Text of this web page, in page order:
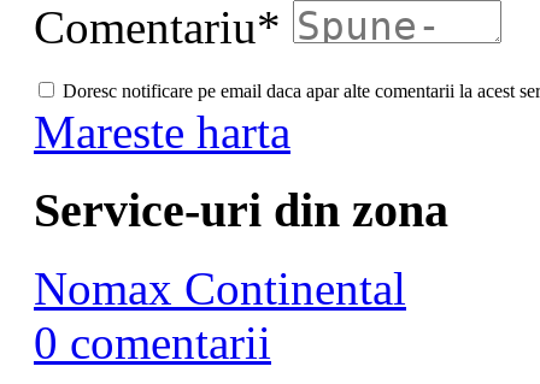
Comentariu*
Doresc notificare pe email daca apar alte comentarii la acest
Mareste harta
Service-uri din zona
Nomax Continental
0 comentarii